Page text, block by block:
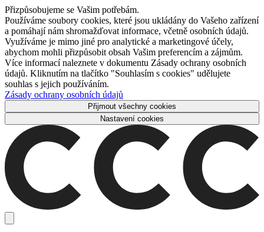
Přizpůsobujeme se Vašim potřebám.
Používáme soubory cookies, které jsou ukládány do Vašeho zařízení
a pomáhají nám shromažďovat informace, včetně osobních údajů.
Využíváme je mimo jiné pro analytické a marketingové účely,
abychom mohli přizpůsobit obsah Vašim preferencím a zájmům.
Více informací naleznete v dokumentu Zásady ochrany osobních
údajů. Kliknutím na tlačítko "Souhlasím s cookies" udělujete
souhlas s jejich používáním.
Zásady ochrany osobních údajů
Přijmout všechny cookies
Nastavení cookies